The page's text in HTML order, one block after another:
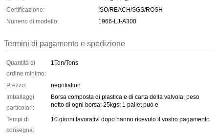
Certificazione:
ISO/REACH/SGS/ROSH
Numero di modello:
1966-LJ-A300
Termini di pagamento e spedizione
Quantità di
ordine minimo:
1Ton/Tons
Prezzo:
negotiation
Imballaggi
particolari:
Borsa composta di plastica e di carta della valvola, peso
netto di ogni borsa: 25kgs; 1 pallet può e
Tempi di
consegna:
10 giorni lavorativi dopo hanno ricevuto il vostro pagamento